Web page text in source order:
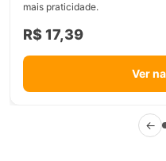
mais praticidade.
R$ 17,39
Ver
←